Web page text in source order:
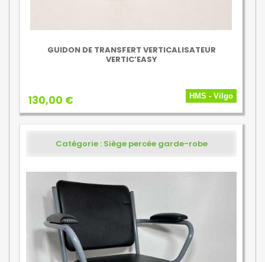
GUIDON DE TRANSFERT VERTICALISATEUR
VERTIC’EASY
130,00 € HMS - Vilgo
Catégorie : Siège percée garde-robe